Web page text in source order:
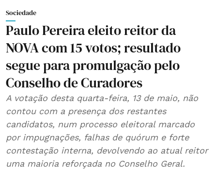
Sociedade
Paulo Pereira eleito reitor da
NOVA com 15 votos; resultado
segue para promulgação pelo
Conselho de Curadores
A votação desta quarta-feira, 13 de maio, não
contou com a presença dos restantes
candidatos, num processo eleitoral marcado
por impugnações, falhas de quórum e forte
contestação interna, devolvendo ao atual reitor
uma maioria reforçada no Conselho Geral.